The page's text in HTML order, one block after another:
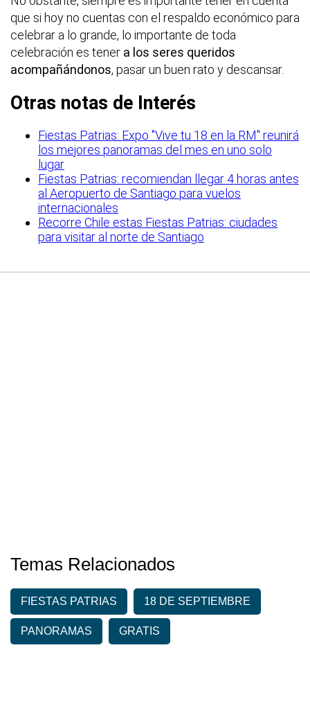
que si hoy no cuentas con el respaldo económico para
celebrar a lo grande, lo importante de toda
celebración es tener a los seres queridos
acompañándonos, pasar un buen rato y descansar.
Otras notas de Interés
Fiestas Patrias: Expo "Vive tu 18 en la RM" reunirá
los mejores panoramas del mes en uno solo
lugar
Fiestas Patrias: recomiendan llegar 4 horas antes
al Aeropuerto de Santiago para vuelos
internacionales
Recorre Chile estas Fiestas Patrias: ciudades
para visitar al norte de Santiago
Temas Relacionados
FIESTAS PATRIAS 18 DE SEPTIEMBRE
PANORAMAS GRATIS